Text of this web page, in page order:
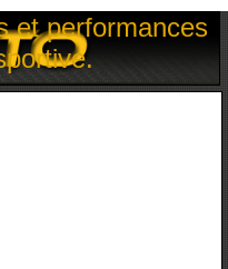
et performances